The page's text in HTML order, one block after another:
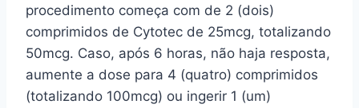
procedimento começa com de 2 (dois)
comprimidos de Cytotec de 25mcg, totalizando
50mcg. Caso, após 6 horas, não haja resposta,
aumente a dose para 4 (quatro) comprimidos
(totalizando 100mcg) ou ingerir 1 (um)